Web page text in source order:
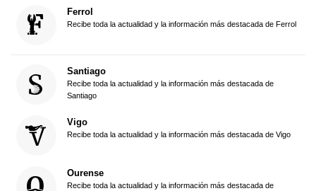
Ferrol
Recibe toda la actualidad y la información más destacada de Ferrol
Santiago
Recibe toda la actualidad y la información más destacada de
Santiago
Vigo
Recibe toda la actualidad y la información más destacada de Vigo
Ourense
Recibe toda la actualidad y la información más destacada de